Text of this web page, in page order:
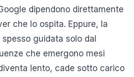
dipendono direttamente
che lo ospita. Eppure, la
guidata solo dal
che emergono mesi
lento, cade sotto carico